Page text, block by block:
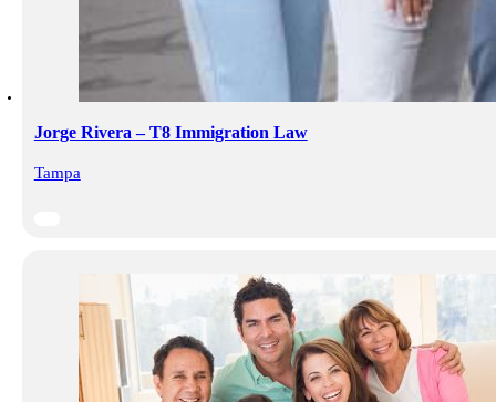
Jorge Rivera – T8 Immigration Law
Tampa